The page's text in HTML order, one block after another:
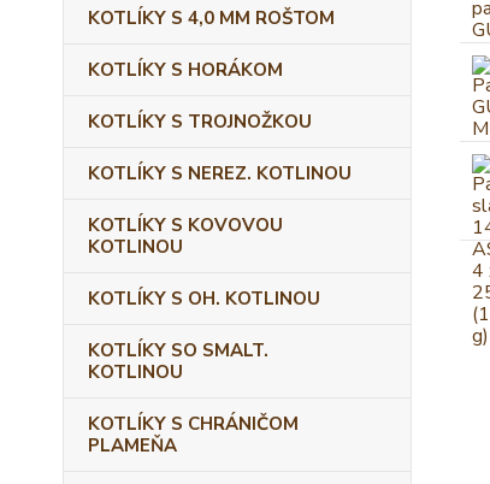
KOTLÍKY S 4,0 MM ROŠTOM
KOTLÍKY S HORÁKOM
KOTLÍKY S TROJNOŽKOU
KOTLÍKY S NEREZ. KOTLINOU
KOTLÍKY S KOVOVOU
KOTLINOU
KOTLÍKY S OH. KOTLINOU
KOTLÍKY SO SMALT.
KOTLINOU
KOTLÍKY S CHRÁNIČOM
PLAMEŇA